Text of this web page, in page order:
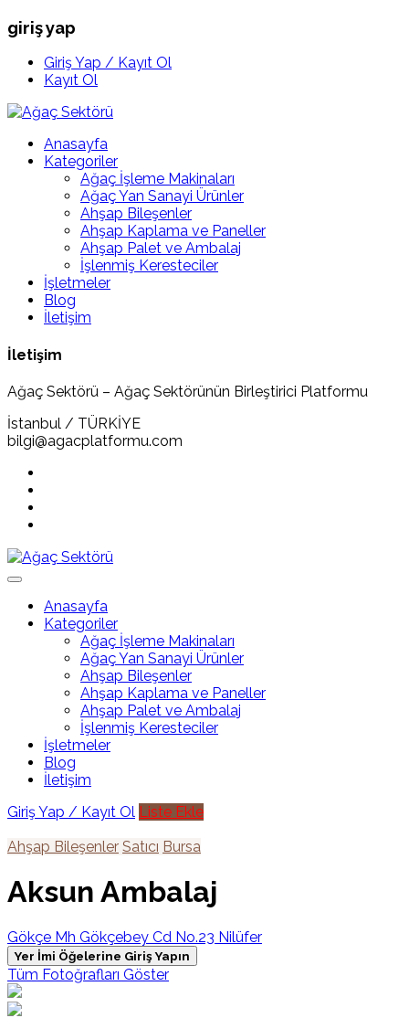
giriş yap
Giriş Yap / Kayıt Ol
Kayıt Ol
Anasayfa
Kategoriler
Ağaç İşleme Makinaları
Ağaç Yan Sanayi Ürünler
Ahşap Bileşenler
Ahşap Kaplama ve Paneller
Ahşap Palet ve Ambalaj
İşlenmiş Keresteciler
İşletmeler
Blog
İletişim
İletişim
Ağaç Sektörü – Ağaç Sektörünün Birleştirici Platformu
İstanbul / TÜRKİYE
bilgi@agacplatformu.com
Anasayfa
Kategoriler
Ağaç İşleme Makinaları
Ağaç Yan Sanayi Ürünler
Ahşap Bileşenler
Ahşap Kaplama ve Paneller
Ahşap Palet ve Ambalaj
İşlenmiş Keresteciler
İşletmeler
Blog
İletişim
Giriş Yap / Kayıt Ol Liste Ekle
Ahşap Bileşenler Satıcı Bursa
Aksun Ambalaj
Gökçe Mh Gökçebey Cd No.23 Nilüfer
Yer İmi Öğelerine Giriş Yapın
Tüm Fotoğrafları Göster